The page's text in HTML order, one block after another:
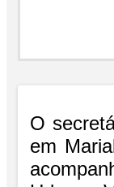
O
em